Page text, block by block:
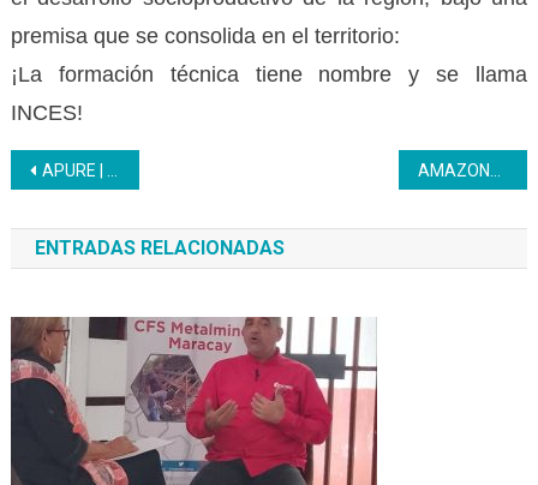
premisa que se consolida en el territorio:
¡La formación técnica tiene nombre y se llama
INCES!
Navegación
de
entradas
APURE | Participantes del punto y círculo culminaron formación en Manicura ‎AMAZONAS | Inces Entregó Certificados En Refrigeración A Trabajadores Del Cicmeta
ENTRADAS RELACIONADAS